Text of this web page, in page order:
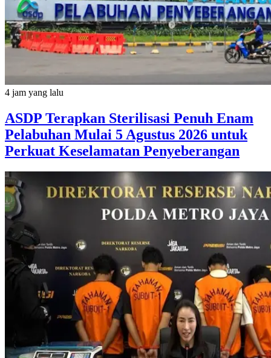
4 jam yang lalu
ASDP Terapkan Sterilisasi Penuh Enam
Pelabuhan Mulai 5 Agustus 2026 untuk
Perkuat Keselamatan Penyeberangan